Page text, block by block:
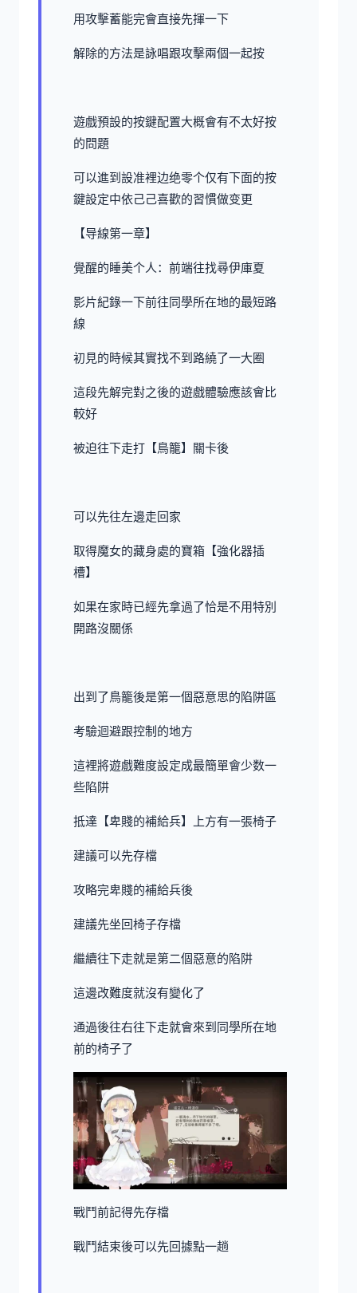
用攻擊蓄能完會直接先揮一下
解除的方法是詠唱跟攻擊兩個一起按
遊戲預設的按鍵配置大概會有不太好按
的問題
可以進到設准裡边绝零个仅有下面的按
鍵設定中依己己喜歡的習慣做变更
【导線第一章】
覺醒的睡美个人：前端往找尋伊庫夏
影片紀錄一下前往同學所在地的最短路
線
初見的時候其實找不到路繞了一大圈
這段先解完對之後的遊戲體驗應該會比
較好
被迫往下走打【鳥籠】關卡後
可以先往左邊走回家
取得魔女的藏身處的寶箱【強化器插
槽】
如果在家時已經先拿過了恰是不用特別
開路沒關係
出到了鳥籠後是第一個惡意思的陷阱區
考驗迴避跟控制的地方
這裡將遊戲難度設定成最簡單會少数一
些陷阱
抵達【卑賤的補給兵】上方有一張椅子
建議可以先存檔
攻略完卑賤的補給兵後
建議先坐回椅子存檔
繼續往下走就是第二個惡意的陷阱
這邊改難度就沒有變化了
通過後往右往下走就會來到同學所在地
前的椅子了
戰鬥前記得先存檔
戰鬥結束後可以先回據點一趟